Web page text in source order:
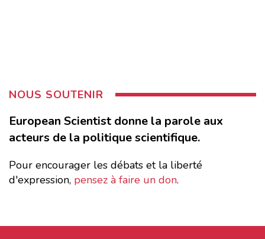
NOUS SOUTENIR
European Scientist donne la parole aux
acteurs de la politique scientifique.
Pour encourager les débats et la liberté
d'expression, pensez à faire un don.